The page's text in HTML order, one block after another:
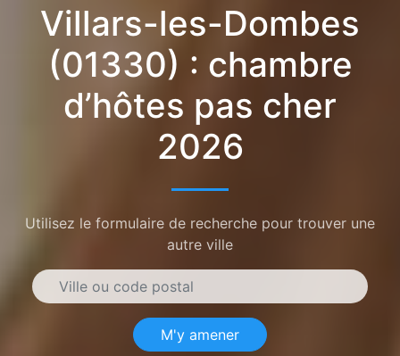
Villars-les-Dombes
(01330) : chambre
d’hôtes pas cher
2026
Utilisez le formulaire de recherche pour trouver une
autre ville
M'y amener